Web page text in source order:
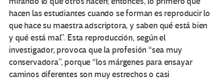
hacen las estudiantes cuando se forman es reproducir lo
que hace su maestra adscriptora, y saben qué está bien
y qué está mal”. Esta reproducción, según el
investigador, provoca que la profesión “sea muy
conservadora”, porque “los márgenes para ensayar
caminos diferentes son muy estrechos o casi